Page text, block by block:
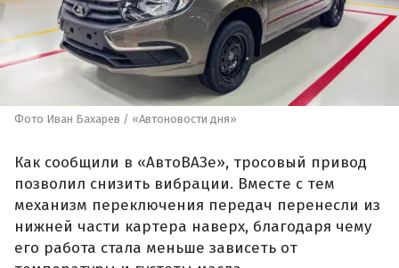
Фото Иван Бахарев / «Автоновости дня»
Как сообщили в «АвтоВАЗе», тросовый привод
позволил снизить вибрации. Вместе с тем
механизм переключения передач перенесли из
нижней части картера наверх, благодаря чему
его работа стала меньше зависеть от